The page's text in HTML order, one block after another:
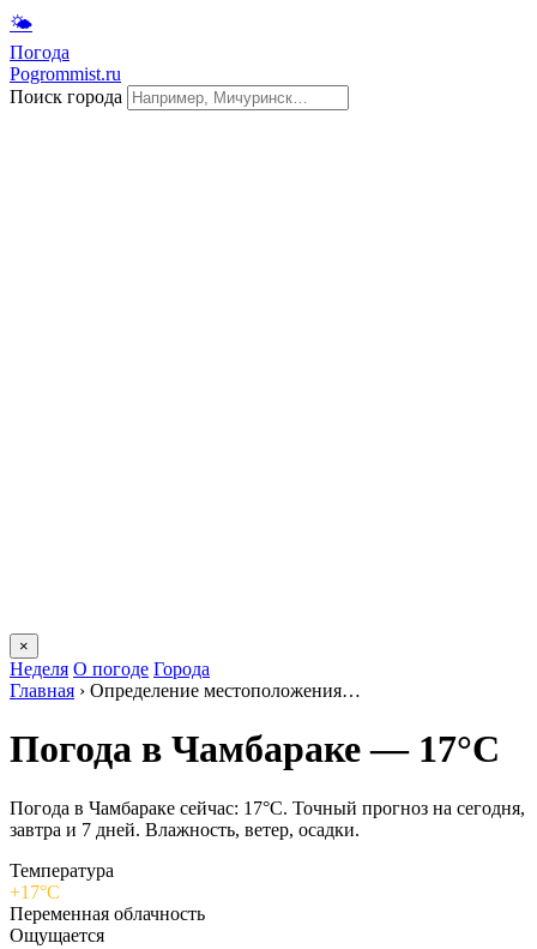
🌤
Погода
Pogrommist.ru
Поиск города
×
Неделя О погоде Города
Главная › Определение местоположения…
Погода в Чамбараке — 17°C
Погода в Чамбараке сейчас: 17°C. Точный прогноз на сегодня,
завтра и 7 дней. Влажность, ветер, осадки.
Температура
+17°C
Переменная облачность
Ощущается